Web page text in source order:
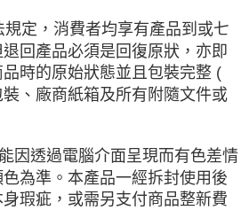
定，消費者均享有產品到或七
回產品必須是回復原狀，亦即
時的原始狀態並且包裝完整 (
、廠商紙箱及所有附隨文件或
因透過電腦介面呈現而有色差情
為準。 本產品一經拆封使用後
瑕疵，或需另支付商品整新費